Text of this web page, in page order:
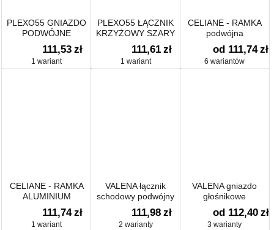
PLEXO55 GNIAZDO
PODWÓJNE
POZIOME 2X2P+Z
BIAŁY/ ECRU 16A-
250V~
111,53 zł
1 wariant
PLEXO55 ŁĄCZNIK
KRZYŻOWY SZARY
10AX-250V~
111,61 zł
1 wariant
CELIANE - RAMKA
podwójna
pozioma/pionowa
od 111,74 zł
6 wariantów
CELIANE - RAMKA
ALUMINIUM
PODWÓJNA
POZIOMA/PIONOWA
111,74 zł
1 wariant
VALENA łącznik
schodowy podwójny
IP44 10AX-250~
111,98 zł
2 warianty
VALENA gniazdo
głośnikowe
pojedyncze
od 112,40 zł
3 warianty